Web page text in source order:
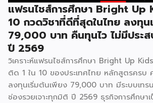
แฟรนไชส์การศึกษา Bright Up
10 กวดวิชาที่ดีที่สุดในไทย ลงทุน
79,000 บาท คืนทุนไว ไม่มีประ
ปี 2569
วิเคราะห์แฟรนไชส์การศึกษา Bright Up
ติด 1 ใน 10 ของประเทศไทย หลักสูตรคร
ลงทุนเริ่มต้นเพียง 79,000 บาท มีระบบเท
ช่องรวยเจาะทุกมิติ ปี 2569 ธุรกิจการศึกษา